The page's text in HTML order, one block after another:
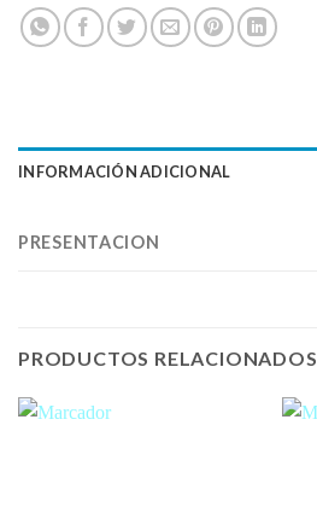
INFORMACIÓN ADICIONAL
PRESENTACION
PRODUCTOS RELACIONADOS